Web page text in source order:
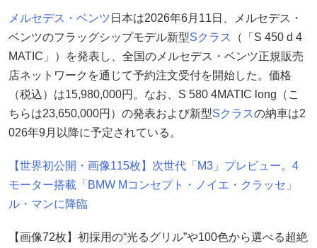
メルセデス・ベンツ 日本は2026年6月11日、メルセデス・
ベンツのフラッグシップモデル新型Sクラス
（「S 450 d 4
MATIC」）を発表し、全国のメルセデス・ベンツ正規販売
店ネットワークを通じて予約注文受付を開始した。価格
（税込）は15,980,000円。なお、S 580 4MATIC long（こ
ちらは23,650,000円）の発表および新型Sクラスの納車は2
026年9月以降に予定されている。
【世界初公開・画像115枚】次世代「M3」プレビュー。4
モーター搭載「BMW Mコンセプト・ノイエ・クラッセ」
ル・マンに降臨
【画像72枚】初採用の“光るグリル”や100色から選べる超絶